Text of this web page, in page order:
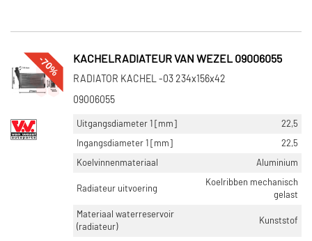
-70% KACHELRADIATEUR VAN WEZEL 09006055
RADIATOR KACHEL -03 234x156x42
09006055
Uitgangsdiameter 1 [mm]
22,5
Ingangsdiameter 1 [mm]
22,5
Koelvinnenmateriaal
Aluminium
Radiateur uitvoering
Koelribben mechanisch
gelast
Materiaal waterreservoir
(radiateur)
Kunststof